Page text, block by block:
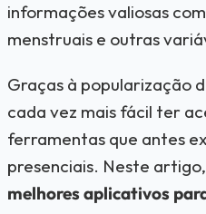
informações valiosas
menstruais e outras
Graças à popularização
cada vez mais fácil ter
ferramentas que antes
presenciais. Neste
melhores aplicativos